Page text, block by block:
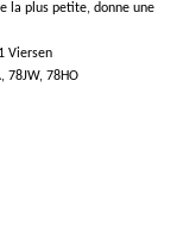
la plus petite, donne une
Viersen
78JW, 78HO